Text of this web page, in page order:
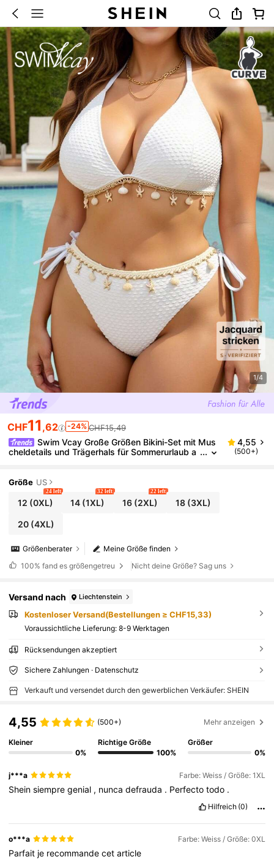
1/4
CHF11 ,62 -24% CHF15,49
Swim Vcay Große Größen Bikini-Set mit Mus
cheldetails und Trägerhals für Sommerurlaub a
4,55
(500+)
Größe US
12 (0XL)
24 left
14 (1XL)
32 left
16(2XL)
22 left
18(3XL)
20(4XL)
Meine Größe finden
Größenberater
100% fand es größengetreu Nicht deine Größe? Sag uns
Versand nach Liechtenstein
Kostenloser Versand(Bestellungen ≥ CHF15,33)
Voraussichtliche Lieferung: 8-9 Werktagen
Rücksendungen akzeptiert
Sichere Zahlungen · Datenschutz
Verkauft und versendet durch den gewerblichen Verkäufer: SHEIN
4,55 (500+) Mehr anzeigen
Kleiner
0%
Richtige Größe
100%
Größer
0%
j***a Farbe: Weiss / Größe: 1XL
Sheinsiempregenial , nuncadefrauda . Perfectotodo .
Hilfreich (0)
o***a Farbe: Weiss / Größe: 0XL
Parfait je recommandecetarticle